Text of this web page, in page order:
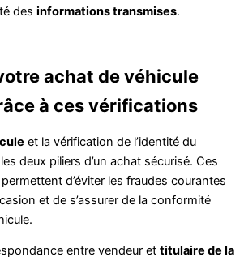
des informations transmises.
achat de véhicule
à ces vérifications
et la vérification de l’identité du
deux piliers d’un achat sécurisé. Ces
d’éviter les fraudes courantes
et de s’assurer de la conformité
entre vendeur et titulaire de la